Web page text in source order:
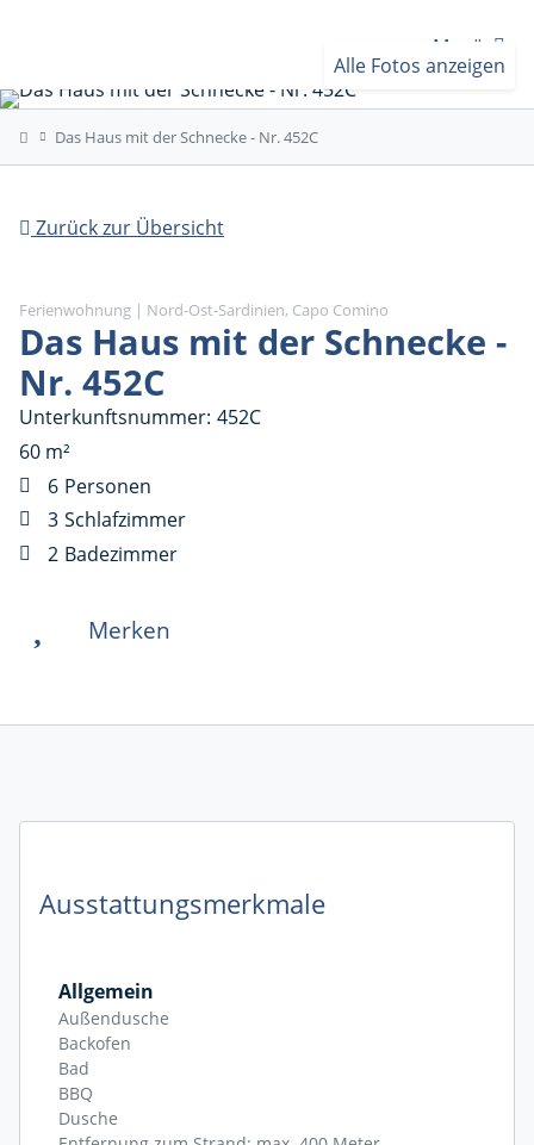
Menü
Alle Fotos anzeigen
Das Haus mit der Schnecke - Nr. 452C
Zurück zur Übersicht
Ferienwohnung | Nord-Ost-Sardinien, Capo Comino
Das Haus mit der Schnecke -
Nr. 452C
Unterkunftsnummer 452C
60 m²
Personen
6
Schlafzimmer
3
Badezimmer
2
Merken
Ausstattungsmerkmale
Allgemein
Außendusche
Backofen
Bad
BBQ
Dusche